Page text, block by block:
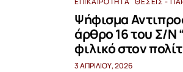
Ψήφισμα
άρθρο 16 του Σ/Ν
φιλικό στον
3 ΑΠΡΙΛΊΟΥ, 2026